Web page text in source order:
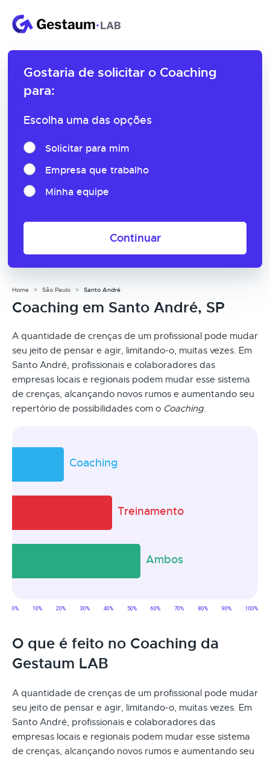
Gostaria de solicitar o Coaching
para:
Escolha uma das opções
Solicitar para mim
Empresa que trabalho
Minha equipe
Continuar
Home São Paulo Santo André
Coaching em Santo André, SP
A quantidade de crenças de um profissional pode mudar
seu jeito de pensar e agir, limitando-o, muitas vezes. Em
Santo André, profissionais e colaboradores das
empresas locais e regionais podem mudar esse sistema
de crenças, alcançando novos rumos e aumentando seu
repertório de possibilidades com o Coaching.
O que é feito no Coaching da
Gestaum LAB
A quantidade de crenças de um profissional pode mudar
seu jeito de pensar e agir, limitando-o, muitas vezes. Em
Santo André, profissionais e colaboradores das
empresas locais e regionais podem mudar esse sistema
de crenças, alcançando novos rumos e aumentando seu